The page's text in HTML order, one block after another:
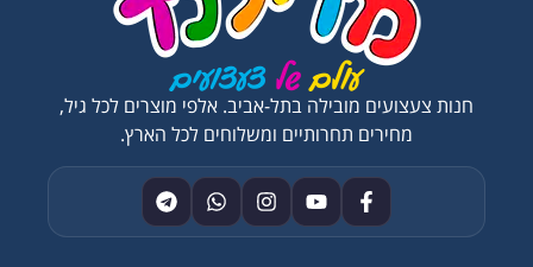
חנות צעצועים מובילה בתל-אביב. אלפי מוצרים לכל גיל,
מחירים תחרותיים ומשלוחים לכל הארץ.